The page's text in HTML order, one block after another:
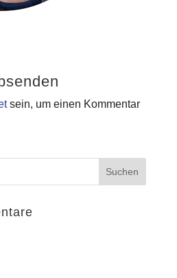
sein, um einen Kommentar